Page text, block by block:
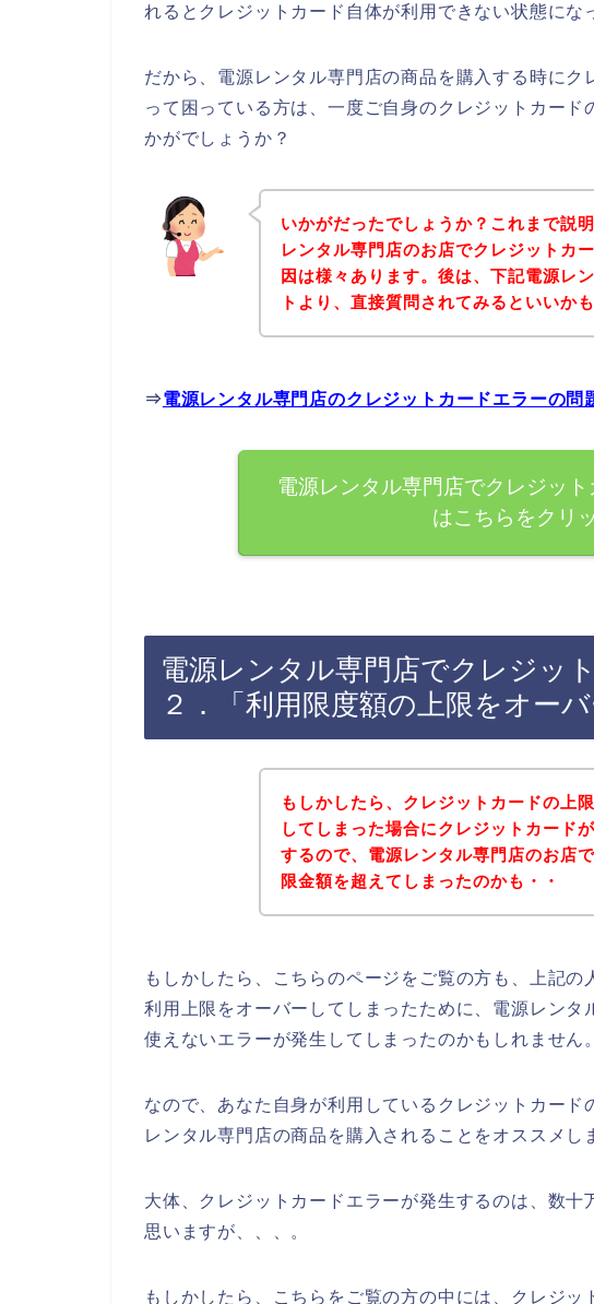
れるとクレジットカード自体が利用できない状態にな
だから、電源レンタル専門店の商品を購入する時にク
って困っている方は、一度ご自身のクレジットカー
かがでしょうか？
いかがだったでしょうか？これまで説
レンタル専門店のお店でクレジットカ
因は様々あります。後は、下記電源レ
トより、直接質問されてみるといいか
⇒電源レンタル専門店のクレジットカードエラーの問
電源レンタル専門店でクレジッ
はこちらをクリ
電源レンタル専門店でクレジッ
２．「利用限度額の上限をオーバ
もしかしたら、クレジットカードの上
してしまった場合にクレジットカード
するので、電源レンタル専門店のお店
限金額を超えてしまったのかも・・
もしかしたら、こちらのページをご覧の方も、上記
利用上限をオーバーしてしまったために、電源レン
使えないエラーが発生してしまったのかもしれません。
なので、あなた自身が利用しているクレジットカー
レンタル専門店の商品を購入されることをオススメし
大体、クレジットカードエラーが発生するのは、数十
思いますが、、、。
もしかしたら、こちらをご覧の方の中には、クレジ